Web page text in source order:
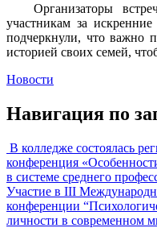
Организаторы
участникам за
подчеркнули, что важно
историей своих семей,
Новости
Навигация по
В колледже состоялась
конференция
в системе среднего
Участие в III
конференции
личности в современном